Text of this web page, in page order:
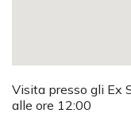
Visita presso gli Ex
alle ore 12:00